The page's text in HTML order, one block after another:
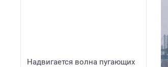
Надвигается волна пугающих